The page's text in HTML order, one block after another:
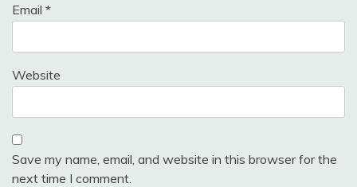
Email *
Website
Save my name, email, and website in this browser for the
next time I comment.